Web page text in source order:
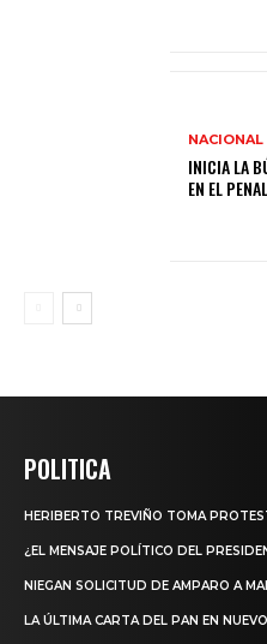
NACIONAL
INICIA LA
EN EL
POLITICA
HERIBERTO TREVIÑO TOMA
¿EL MENSAJE POLÍTICO DEL
NIEGAN SOLICITUD DE AMPARO A
LA ÚLTIMA CARTA DEL PAN EN